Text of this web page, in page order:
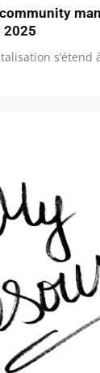
2025
s’étend